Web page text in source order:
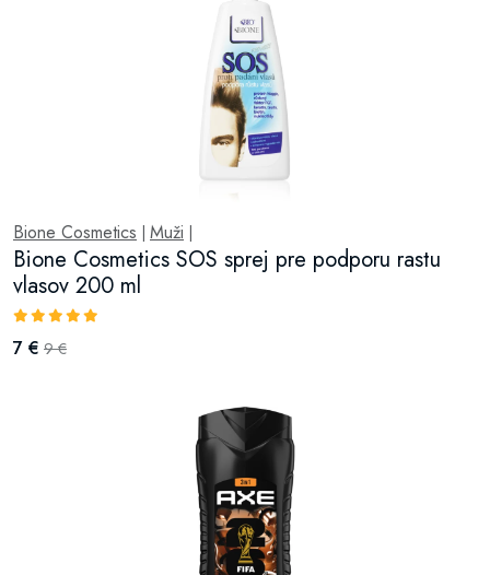
Bione Cosmetics Muži
Bione Cosmetics SOS sprej pre podporu rastu
vlasov 200 ml
7 € 9 €